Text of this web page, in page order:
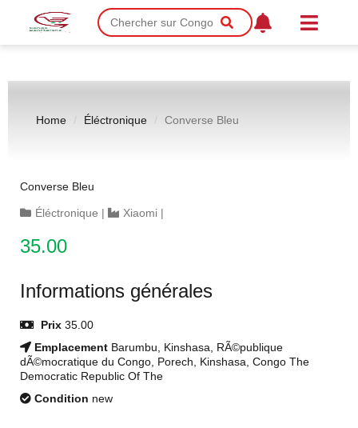
Home Éléctronique Converse Bleu
Converse Bleu
Éléctronique | Xiaomi |
35.00
Informations générales
Prix 35.00
Emplacement Barumbu, Kinshasa, RÃ©publique
dÃ©mocratique du Congo, Porech, Kinshasa, Congo The
Democratic Republic Of The
Condition new